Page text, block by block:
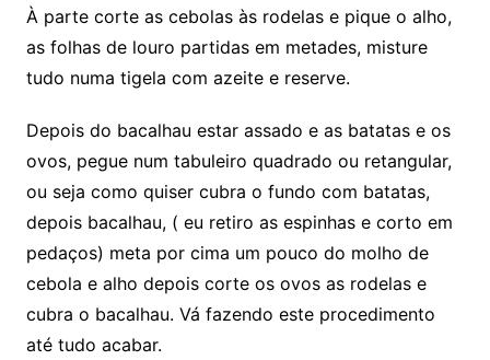
À parte corte as cebolas às rodelas e pique o alho,
as folhas de louro partidas em metades, misture
tudo numa tigela com azeite e reserve.
Depois do bacalhau estar assado e as batatas e os
ovos, pegue num tabuleiro quadrado ou retangular,
ou seja como quiser cubra o fundo com batatas,
depois bacalhau, ( eu retiro as espinhas e corto em
pedaços) meta por cima um pouco do molho de
cebola e alho depois corte os ovos as rodelas e
cubra o bacalhau. Vá fazendo este procedimento
até tudo acabar.